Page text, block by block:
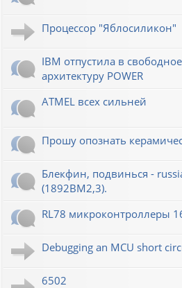
Процессор "Яблосиликон"
IBM отпустила в
архитектуру POWER
ATMEL всех сильней
Прошу опознать
Блекфин, подвинься -
(1892ВМ2,3).
RL78 микроконтроллеры
Debugging an MCU short
6502